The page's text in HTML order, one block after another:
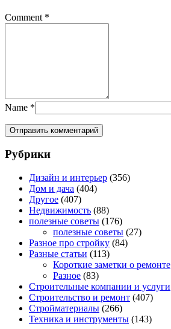
Comment *
Name *
Рубрики
Дизайн и интерьер (356)
Дом и дача (404)
Другое (407)
Недвижимость (88)
полезные советы (176)
полезные советы (27)
Разное про стройку (84)
Разные статьи (113)
Короткие заметки о ремонте
Разное (83)
Строительные компании и услуги
Строительство и ремонт (407)
Стройматериалы (266)
Техника и инструменты (143)